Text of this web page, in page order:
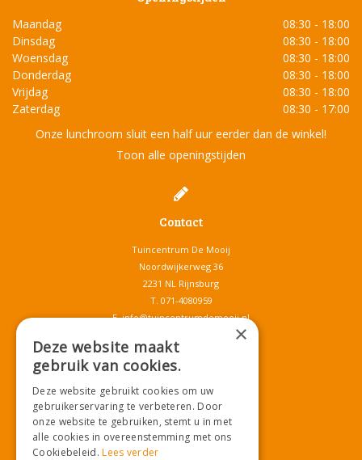
Maandag
08:30 - 18:00
Dinsdag
08:30 - 18:00
Woensdag
08:30 - 18:00
Donderdag
08:30 - 18:00
Vrijdag
08:30 - 18:00
Zaterdag
08:30 - 17:00
Onze lunchroom sluit een half uur eerder dan de winkel!
Toon alle openingstijden
Contact
Tuincentrum De Mooij
Noordwijkerweg 36
2231 NL Rijnsburg
T. 071-4080959
E.info@tuincentrumdemooij.nl
Download onze App!
×
Deze website maakt
gebruik van cookies.
Deze website gebruikt cookies om uw
gebruikerservaring te verbeteren. Door
onze website te gebruiken, stemt u in met
alle cookies in overeenstemming met ons
Cookiebeleid.Lees verder